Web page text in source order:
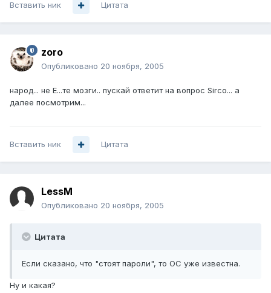
Вставить ник Цитата
zoro
Опубликовано 20 ноября, 2005
народ... не Е...те мозги.. пускай ответит на вопрос Sirco... а
далее посмотрим...
Вставить ник Цитата
LessM
Опубликовано 20 ноября, 2005
Цитата
Если сказано, что "стоят пароли", то ОС уже известна.
Ну и какая?